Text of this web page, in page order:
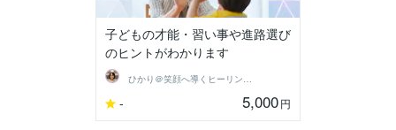
子どもの才能・習い事や進路選び
のヒントがわかります
ひかり＠笑顔へ導くヒーリングセラピスト
- 5,000円